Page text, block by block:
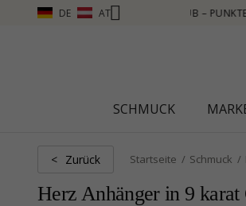
DE AT
SIE HIER
SCHMUCK
< Zurück Startseite Schmuck
Herz Anhänger in 9